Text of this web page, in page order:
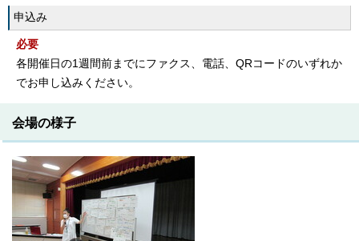
申込み
必要
各開催日の1週間前までにファクス、電話、QRコードのいずれか
でお申し込みください。
会場の様子